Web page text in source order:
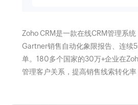
Zoho CRM是一款在线CRM管理系
Gartner销售自动化象限报告、连续
单。180多个国家的30万+企业在
管理客户关系，提高销售线索转化率